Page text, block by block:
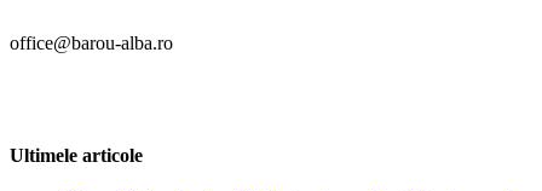
office@barou-alba.ro
Ultimele articole